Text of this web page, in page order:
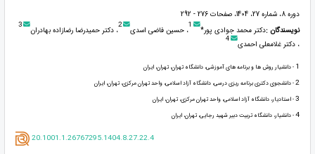
دوره 8، شماره 27، 1404، صفحات 276 - 292
نویسندگان :دکتر محمد جوادی پور* 1، حسین فاضی اسدی 2، دکتر حمیدرضا رضازاده بهادران 3
، دکتر غلامعلی احمدی 4
1 - دانشیار روش ها و برنامه های آموزشی، دانشگاه تهران، تهران، ایران
2- دانشجوی دکتری برنامه ریزی درسی، دانشگاه آزاد اسلامی، واحد تهران مرکزی، تهران، ایران
3- استادیار، دانشگاه آزاد اسلامی، واحد تهران مرکزی، تهران، ایران
4- دانشیار، دانشگاه تربیت دبیر شهید رجایی، تهران، ایران
20.1001.1.26767295.1404.8.27.22.4